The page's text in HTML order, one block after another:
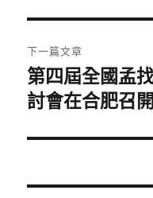
覽
文
章:
下一篇文章
下
一
文
第四屆全國孟
討會在合肥召開